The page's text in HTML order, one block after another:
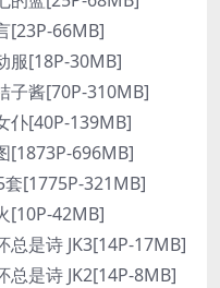
[23P-66MB]
服[18P-30MB]
子酱[70P-310MB]
仆[40P-139MB]
[1873P-696MB]
[1775P-321MB]
[10P-42MB]
是诗 JK3[14P-17MB]
是诗 JK2[14P-8MB]